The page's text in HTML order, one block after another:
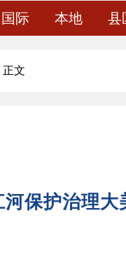
国际 本地 县
正文
河保护治理